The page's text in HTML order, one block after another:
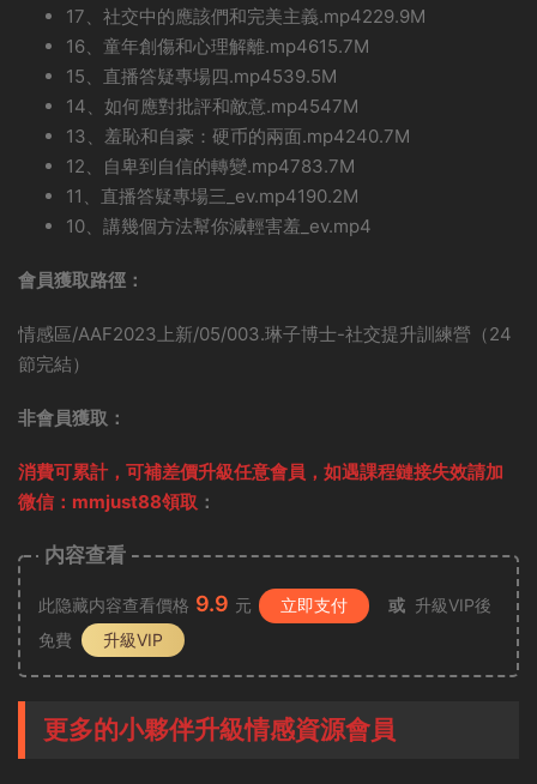
17、社交中的應該們和完美主義.mp4229.9M
16、童年創傷和心理解離.mp4615.7M
15、直播答疑專場四.mp4539.5M
14、如何應對批評和敵意.mp4547M
13、羞恥和自豪：硬币的兩面.mp4240.7M
12、自卑到自信的轉變.mp4783.7M
11、直播答疑專場三_ev.mp4190.2M
10、講幾個方法幫你減輕害羞_ev.mp4
會員獲取路徑：
情感區/AAF2023上新/05/003.琳子博士-社交提升訓練營（24
節完結）
非會員獲取：
消費可累計，可補差價升級任意會員， 如遇課程鏈接失效請加
微信：mmjust88領取 ：
内容查看
此隐藏内容查看價格 9.9 元 立即支付 或 升級VIP後
免費
升級VIP
更多的小夥伴升級情感資源會員